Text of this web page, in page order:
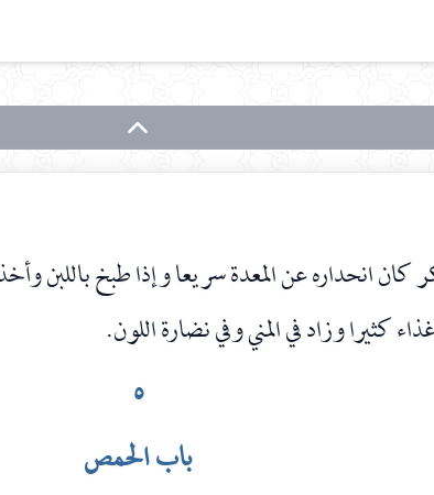
كان انحداره عن المعدة سريعا وإذا طبخ باللبن
كثيرا وزاد في المني وفي نضارة اللون.
٥
باب الحمص